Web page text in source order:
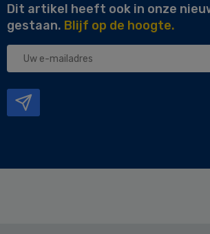
Dit artikel heeft ook in onze
gestaan. Blijf op de hoogte.
Uw